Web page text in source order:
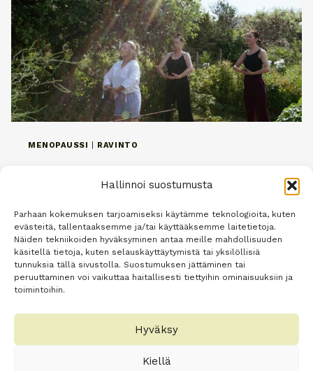
Hallinnoi suostumusta
Parhaan kokemuksen tarjoamiseksi käytämme teknologioita, kuten
evästeitä, tallentaaksemme ja/tai käyttääksemme laitetietoja.
Näiden tekniikoiden hyväksyminen antaa meille mahdollisuuden
käsitellä tietoja, kuten selauskäyttäytymistä tai yksilöllisiä
tunnuksia tällä sivustolla. Suostumuksen jättäminen tai
peruuttaminen voi vaikuttaa haitallisesti tiettyihin ominaisuuksiin ja
toimintoihin.
Hyväksy
Kiellä
MENOPAUSSI RAVINTO
Menopaussi ei ole sairaus! Menopaussiksi eli
vaihdevuosiksi kutsutaan sitä aikaa, kun
kuukautiset jäävät pois ja estrogeenitasot
laskevat munasarjojen lopettaessa
ovulaatiot ja myös kuukautiset jäävät pois.
Virallisesti menopaussi katsotaan alkaneeksi